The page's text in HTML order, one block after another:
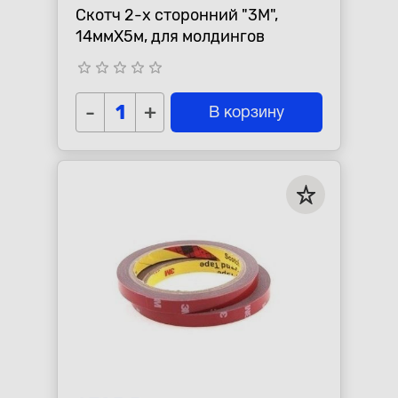
Скотч 2-х сторонний "3М",
14ммХ5м, для молдингов
star_border star_border star_border star_border star_border
- + В корзину